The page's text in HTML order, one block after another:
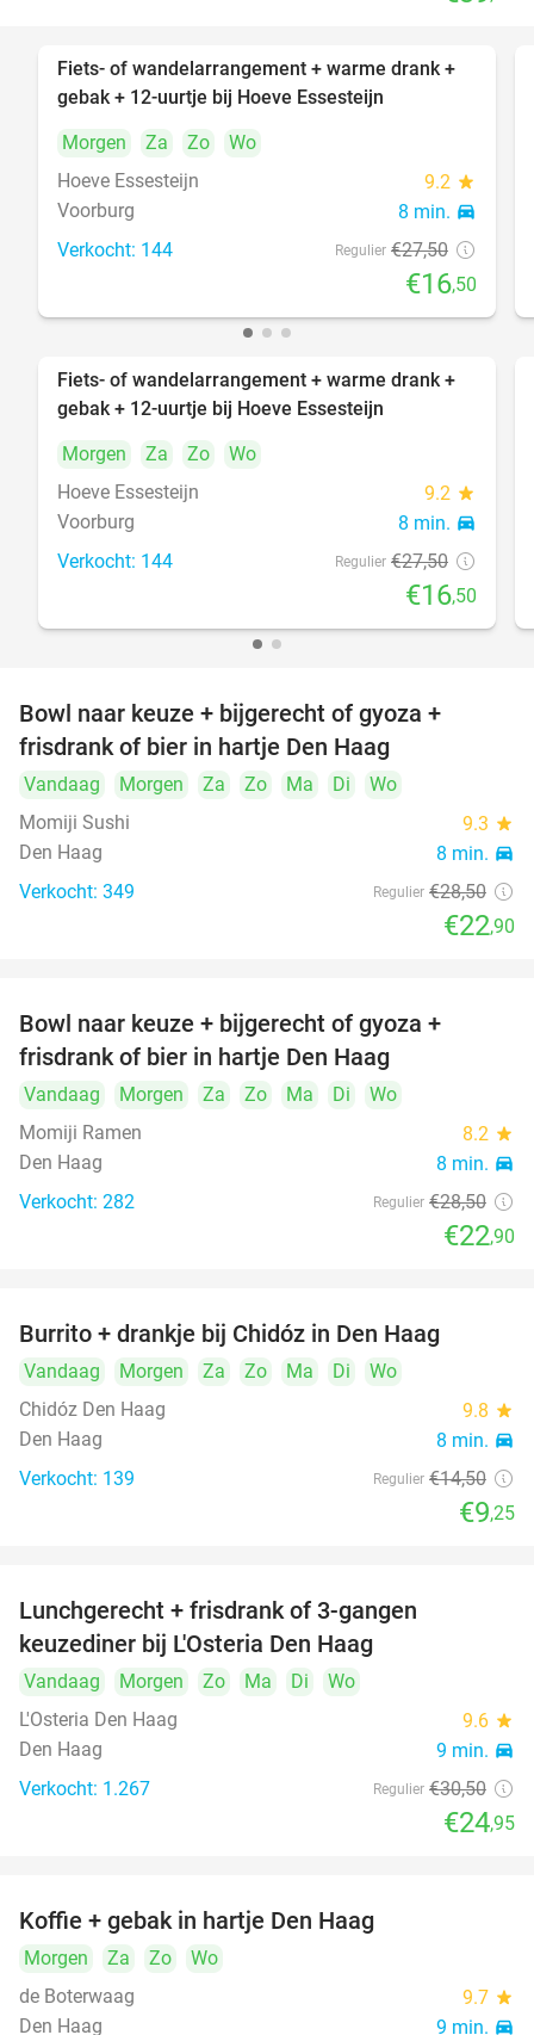
40%
Fiets- of wandelarrangement + warme drank +
gebak + 12-uurtje bij Hoeve Essesteijn
Morgen
Za Zo
Wo
Hoeve Essesteijn
9.2 star
Voorburg 8 min. directions_car
Verkocht: 144 Regulier €27,50
€16,50
40%
Fiets- of wandelarrangement + warme drank +
gebak + 12-uurtje bij Hoeve Essesteijn
Morgen
Za Zo
Wo
Hoeve Essesteijn
9.2 star
Voorburg 8 min. directions_car
Verkocht: 144 Regulier €27,50
€16,50
Bowl naar keuze + bijgerecht of gyoza +
frisdrank of bier in hartje Den Haag
Vandaag Morgen Za Zo Ma Di
Wo
Momiji Sushi
9.3 star
Den Haag 8 min. directions_car
Verkocht: 349 Regulier €28,50
€22,90
Bowl naar keuze + bijgerecht of gyoza +
frisdrank of bier in hartje Den Haag
Vandaag Morgen Za Zo Ma Di
Wo
Momiji Ramen
8.2 star
Den Haag 8 min. directions_car
Verkocht: 282 Regulier €28,50
€22,90
Burrito + drankje bij Chidóz in Den Haag
Vandaag Morgen Za Zo Ma Di
Wo
Chidóz Den Haag
9.8 star
Den Haag 8 min. directions_car
Verkocht: 139 Regulier €14,50
€9,25
Lunchgerecht + frisdrank of 3-gangen
keuzediner bij L'Osteria Den Haag
Vandaag Morgen Zo Ma Di
Wo
L'Osteria Den Haag
9.6 star
Den Haag 9 min. directions_car
Verkocht: 1.267 Regulier €30,50
€24,95
Koffie + gebak in hartje Den Haag
Morgen Za Zo
Wo
de Boterwaag
9.7 star
Den Haag 9 min. directions_car